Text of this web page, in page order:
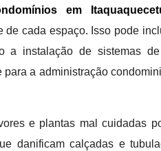
em
cada espaço. Isso pode
instalação de sistemas de
a administração
e plantas mal cuidadas
danificam calçadas e